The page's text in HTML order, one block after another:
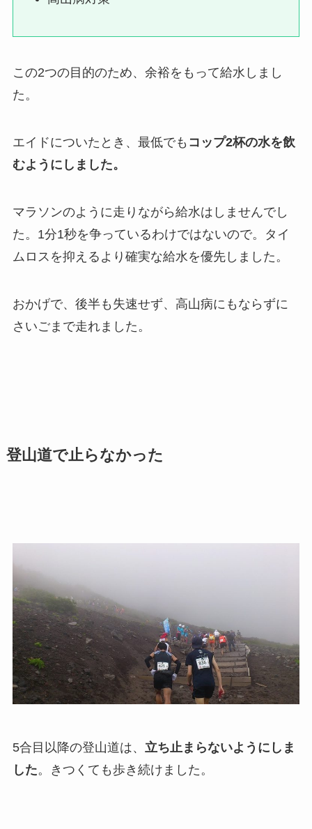
この2つの目的のため、余裕をもって給水しまし
た。
エイドについたとき、最低でも コップ2杯の水を飲
むようにしました。
マラソンのように走りながら給水はしませんでし
た。1分1秒を争っているわけではないので。タイ
ムロスを抑えるより確実な給水を優先しました。
おかげで、後半も失速せず、高山病にもならずに
さいごまで走れました。
登山道で止らなかった
5合目以降の登山道は、 立ち止まらないようにしま
した。きつくても歩き続けました。